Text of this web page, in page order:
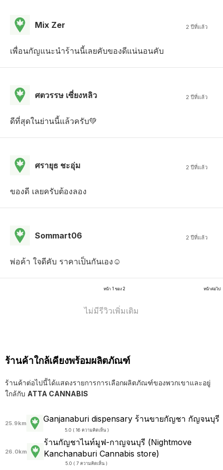
Mix Zer 2 ปีที่แล้ว
เพื่อนกัญแนะนำร้านนี้เลยคับของดีแน่นอนคับ
ศตวรรษ เซี่ยงหลิว 2 ปีที่แล้ว
ดีที่สุดในย่านนี้แล้วครับ💚
ศรายุธ ชะอุ่ม 2 ปีที่แล้ว
ของดี เลยครับต้องลอง
Sommart06 2 ปีที่แล้ว
พ่อค้า ใจดีคับ ราคาเป็นกันเอง☺️
หน้า 1 ของ 2 หน้าต่อไป
ไม่มีรีวิวเพิ่มเติม
ร้านค้าใกล้เคียงพร้อมผลิตภัณฑ์
ร้านค้าต่อไปนี้ได้แสดงรายการการเลือกผลิตภัณฑ์ของพวกเขาและอยู่
ใกล้กับ ATTA CANNABIS
25.9km Ganjanaburi dispensary ร้านขายกัญชา กัญจนบุรี
5.0 ( 16 ความคิดเห็น )
26.0km
ร้านกัญชาไนท์มูฟ-กาญจนบุรี (Nightmove
Kanchanaburi Cannabis store)
5.0 ( 7 ความคิดเห็น )